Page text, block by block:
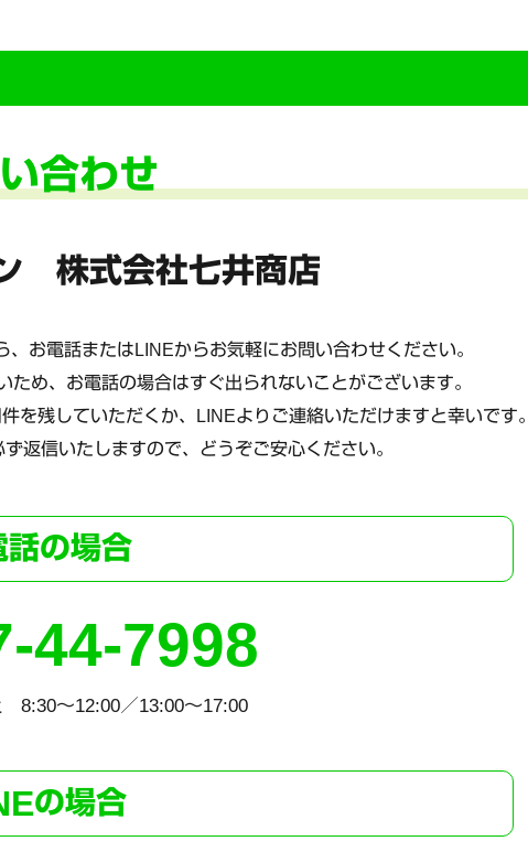
合わせ
株式会社七井商店
お電話またはLINEからお気軽にお問い合わせください。
め、お電話の場合はすぐ出られないことがございます。
を残していただくか、LINEよりご連絡いただけますと幸いです。
返信いたしますので、どうぞご安心ください。
話の場合
44-7998
8:30〜12:00／13:00〜17:00
の場合